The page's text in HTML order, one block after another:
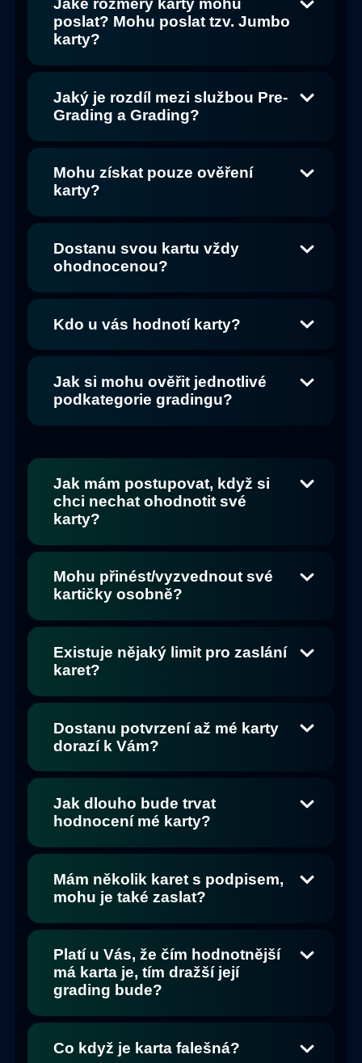
Jaké rozměry karty mohu
poslat? Mohu poslat tzv. Jumbo
karty?
Jaký je rozdíl mezi službou Pre-
Grading a Grading?
Mohu získat pouze ověření
karty?
Dostanu svou kartu vždy
ohodnocenou?
Kdo u vás hodnotí karty?
Jak si mohu ověřit jednotlivé
podkategorie gradingu?
Jak mám postupovat, když si
chci nechat ohodnotit své
karty?
Mohu přinést/vyzvednout své
kartičky osobně?
Existuje nějaký limit pro zaslání
karet?
Dostanu potvrzení až mé karty
dorazí k Vám?
Jak dlouho bude trvat
hodnocení mé karty?
Mám několik karet s podpisem,
mohu je také zaslat?
Platí u Vás, že čím hodnotnější
má karta je, tím dražší její
grading bude?
Co když je karta falešná?